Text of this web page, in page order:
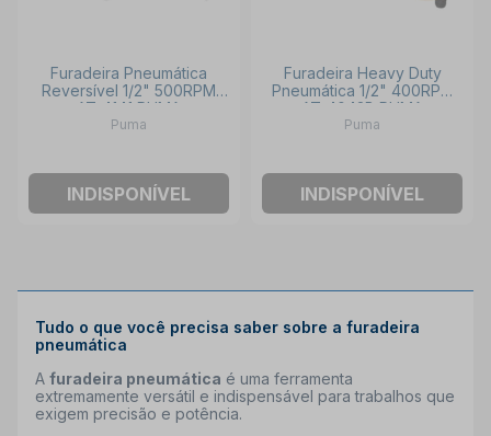
Furadeira Pneumática
Reversível 1/2" 500RPM
AT-4141 PUMA
Puma
INDISPONÍVEL
Furadeira Heavy Duty
Pneumática 1/2" 400RPM
AT-4043B PUMA
Puma
INDISPONÍVEL
Tudo o que você precisa saber sobre a furadeira
pneumática
A furadeira pneumática é uma ferramenta
extremamente versátil e indispensável para trabalhos que
exigem precisão e potência.